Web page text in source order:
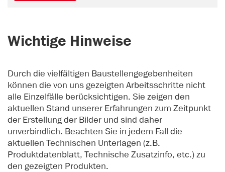
Wichtige Hinweise
Durch die vielfältigen Baustellengegebenheiten
können die von uns gezeigten Arbeitsschritte nicht
alle Einzelfälle berücksichtigen. Sie zeigen den
aktuellen Stand unserer Erfahrungen zum Zeitpunkt
der Erstellung der Bilder und sind daher
unverbindlich. Beachten Sie in jedem Fall die
aktuellen Technischen Unterlagen (z.B.
Produktdatenblatt, Technische Zusatzinfo, etc.) zu
den gezeigten Produkten.